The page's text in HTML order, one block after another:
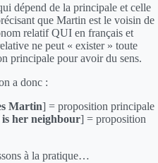
dépend de la principale et celle
que Martin est le voisin de
relatif QUI en français et
ne peut « exister » toute
principale pour avoir du sens.
a donc :
Martin] = proposition principale
her neighbour] = proposition
à la pratique…